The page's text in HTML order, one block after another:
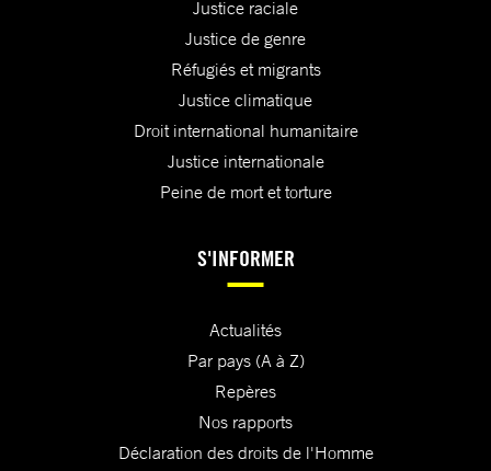
Justice raciale
Justice de genre
Réfugiés et migrants
Justice climatique
Droit international humanitaire
Justice internationale
Peine de mort et torture
S'INFORMER
Actualités
Par pays (A à Z)
Repères
Nos rapports
Déclaration des droits de l'Homme